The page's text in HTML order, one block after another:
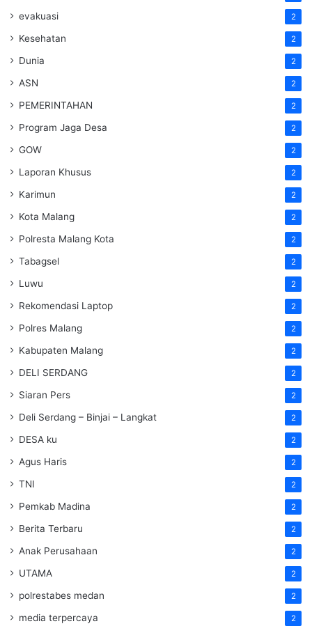
evakuasi 2
Kesehatan 2
Dunia 2
ASN 2
PEMERINTAHAN 2
Program Jaga Desa 2
GOW 2
Laporan Khusus 2
Karimun 2
Kota Malang 2
Polresta Malang Kota 2
Tabagsel 2
Luwu 2
Rekomendasi Laptop 2
Polres Malang 2
Kabupaten Malang 2
DELI SERDANG 2
Siaran Pers 2
Deli Serdang – Binjai – Langkat 2
DESA ku 2
Agus Haris 2
TNI 2
Pemkab Madina 2
Berita Terbaru 2
Anak Perusahaan 2
UTAMA 2
polrestabes medan 2
media terpercaya 2